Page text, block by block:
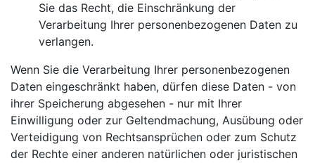
Sie das Recht, die Einschränkung der
Verarbeitung Ihrer personenbezogenen Daten zu
verlangen.
Wenn Sie die Verarbeitung Ihrer personenbezogenen
Daten eingeschränkt haben, dürfen diese Daten - von
ihrer Speicherung abgesehen - nur mit Ihrer
Einwilligung oder zur Geltendmachung, Ausübung oder
Verteidigung von Rechtsansprüchen oder zum Schutz
der Rechte einer anderen natürlichen oder juristischen